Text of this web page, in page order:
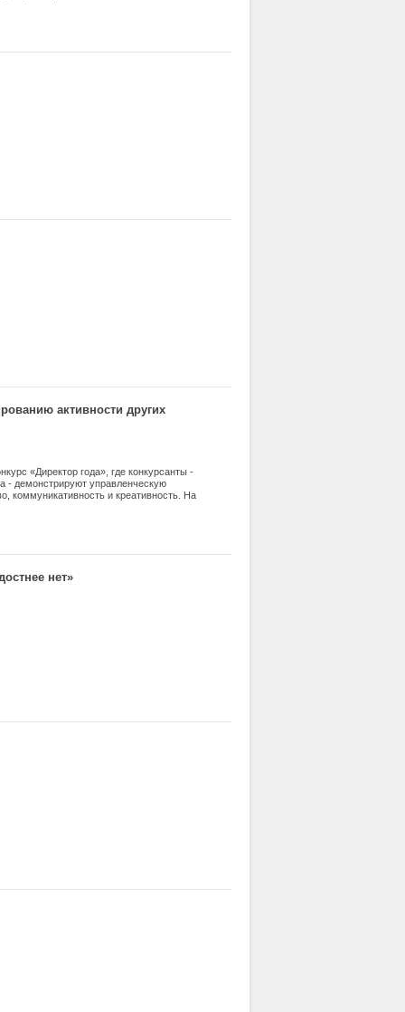
активности других
«Директор года», где конкурсанты -
- демонстрируют управленческую
коммуникативность и креативность. На
- 2015» в соответствии с конкурсными
нет»